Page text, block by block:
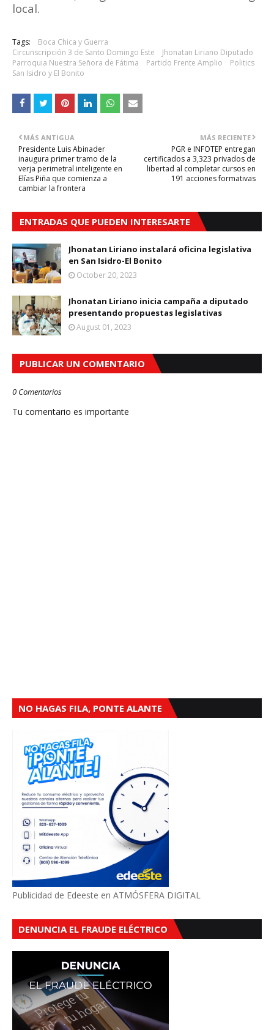
local.
Tags:
Boca Chica y Guerra
Circunscripción 3 de Santo Domingo Este
Jhonatan Liriano Diputado
Parroquia Nuestra Señora de Fátima
Partido Frente Amplio
Politics
San Isidro y El Bonito
MÁS RECIENTE
PGR e INFOTEP entregan
certificados a 3,323 privados de
libertad al completar cursos en
191 acciones formativas
MÁS ANTIGUA
Presidente Luis Abinader
inaugura primer tramo de la
verja perimetral inteligente en
Elías Piña que comienza a
cambiar la frontera
ENTRADAS QUE PUEDEN INTERESARTE
Jhonatan Liriano instalará oficina legislativa
en San Isidro-El Bonito
October 20, 2023
Jhonatan Liriano inicia campaña a diputado
presentando propuestas legislativas
August 01, 2023
PUBLICAR UN COMENTARIO
0 Comentarios
Tu comentario es importante
NO HAGAS FILA, PONTE ALANTE
Publicidad de Edeeste en ATMÓSFERA DIGITAL
DENUNCIA EL FRAUDE ELÉCTRICO